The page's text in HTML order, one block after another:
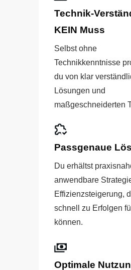
Technik-
KEIN Muss
Selbst ohne
Technikkenntnisse
du von klar
Lösungen und
maßgeschneiderten
Passgenaue
Du erhältst
anwendbare
Effizienzsteigerung,
schnell zu Erfolgen
können.
Optimale